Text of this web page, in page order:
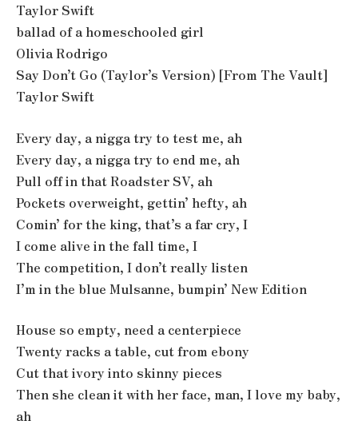
Taylor Swift
​ballad of a homeschooled girl
Olivia Rodrigo
Say Don’t Go (Taylor’s Version) [From The Vault]
Taylor Swift
Every day, a nigga try to test me, ah
Every day, a nigga try to end me, ah
Pull off in that Roadster SV, ah
Pockets overweight, gettin’ hefty, ah
Comin’ for the king, that’s a far cry, I
I come alive in the fall time, I
The competition, I don’t really listen
I’m in the blue Mulsanne, bumpin’ New Edition
House so empty, need a centerpiece
Twenty racks a table, cut from ebony
Cut that ivory into skinny pieces
Then she clean it with her face, man, I love my baby,
ah